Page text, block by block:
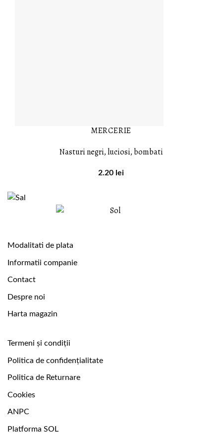
MERCERIE
Nasturi negri, luciosi, bombati
2.20 lei
Modalitati de plata
Informatii companie
Contact
Despre noi
Harta magazin
Termeni și condiții
Politica de confidențialitate
Politica de Returnare
Cookies
ANPC
Platforma SOL